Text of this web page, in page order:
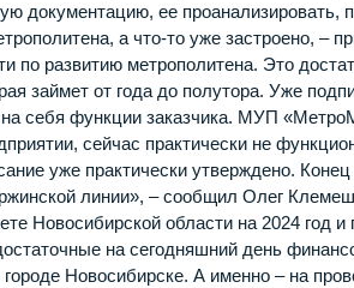
документацию, ее
а что-то уже застроено,
по развитию метрополитена. Это
займет от года до полутора. Уже
на себя функции заказчика. МУП
сейчас практически не
уже практически утверждено.
линии», – сообщил Олег
Новосибирской области на 2024 год
на сегодняшний день
Новосибирске. А именно – на